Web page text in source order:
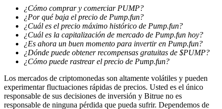
Préstamos
Servicio de préstamos respaldado por criptomonedas
¿Cómo comprar y comerciar PUMP?
¿Por qué baja el precio de Pump.fun?
¿Cuál es el precio máximo histórico de Pump.fun?
¿Cuál es la capitalización de mercado de Pump.fun hoy?
¿Es ahora un buen momento para invertir en Pump.fun?
¿Dónde puede obtener recompensas gratuitas de $PUMP?
¿Cómo puede rastrear el precio de Pump.fun?
Los mercados de criptomonedas son altamente volátiles y pueden
experimentar fluctuaciones rápidas de precios. Usted es el único
responsable de sus decisiones de inversión y Bitrue no es
responsable de ninguna pérdida que pueda sufrir. Dependemos de